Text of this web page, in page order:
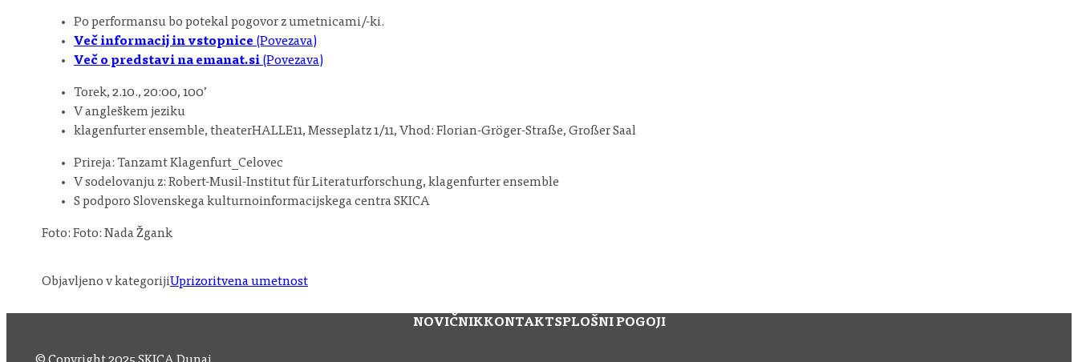
Po performansu bo potekal pogovor z umetnicami/-ki.
Več informacij in vstopnice (Povezava)
Več o predstavi na emanat.si (Povezava)
Torek, 2.10., 20:00, 100’
V angleškem jeziku
klagenfurter ensemble, theaterHALLE11, Messeplatz 1/11, Vhod: Florian-Gröger-Straße, Großer Saal
Prireja: Tanzamt Klagenfurt_Celovec
V sodelovanju z: Robert-Musil-Institut für Literaturforschung, klagenfurter ensemble
S podporo Slovenskega kulturnoinformacijskega centra SKICA
Foto: Foto: Nada Žgank
Objavljeno v kategorijiUprizoritvena umetnost
NOVIČNIKKONTAKTSPLOŠNI POGOJI